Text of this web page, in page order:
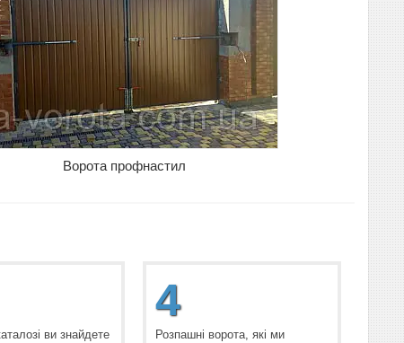
Ворота профнастил
ви знайдете
4
Розпашні ворота, які ми